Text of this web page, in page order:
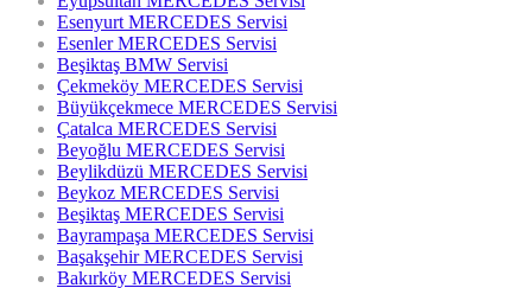
Esenyurt MERCEDES Servisi
Esenler MERCEDES Servisi
Beşiktaş BMW Servisi
Çekmeköy MERCEDES Servisi
Büyükçekmece MERCEDES Servisi
Çatalca MERCEDES Servisi
Beyoğlu MERCEDES Servisi
Beylikdüzü MERCEDES Servisi
Beykoz MERCEDES Servisi
Beşiktaş MERCEDES Servisi
Bayrampaşa MERCEDES Servisi
Başakşehir MERCEDES Servisi
Bakırköy MERCEDES Servisi